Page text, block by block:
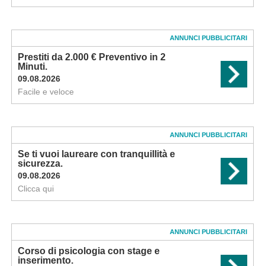
ANNUNCI PUBBLICITARI
Prestiti da 2.000 € Preventivo in 2
Minuti.
09.08.2026
Facile e veloce
ANNUNCI PUBBLICITARI
Se ti vuoi laureare con tranquillità e
sicurezza.
09.08.2026
Clicca qui
ANNUNCI PUBBLICITARI
Corso di psicologia con stage e
inserimento.